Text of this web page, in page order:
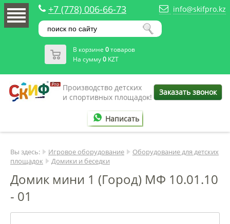
+7 (778) 006-66-73 info@skifpro.kz
В корзине 0товаров
На сумму0 KZT
Производство детских
и спортивных площадок!
Заказать звонок
Написать
Вы здесь: Игровое оборудование
Оборудование для детских
площадок
Домики и беседки
Домик мини 1 (Город) МФ 10.01.10
- 01